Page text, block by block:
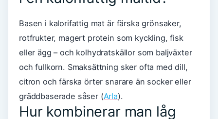
Basen i kalorifattig mat är färska grönsaker,
rotfrukter, magert protein som kyckling, fisk
eller ägg – och kolhydratskällor som baljväxter
och fullkorn. Smaksättning sker ofta med dill,
citron och färska örter snarare än socker eller
gräddbaserade såser (Arla).
Hur kombinerar man låg